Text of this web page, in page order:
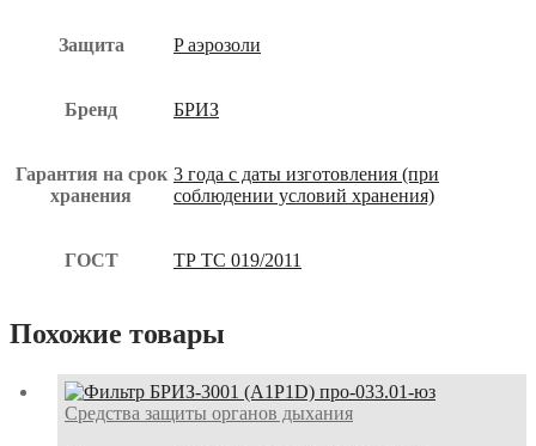
Защита P аэрозоли
Бренд БРИЗ
Гарантия на срок
хранения
3 года с даты изготовления (при
соблюдении условий хранения)
ГОСТ ТР ТС 019/2011
Похожие товары
Средства защиты органов дыхания